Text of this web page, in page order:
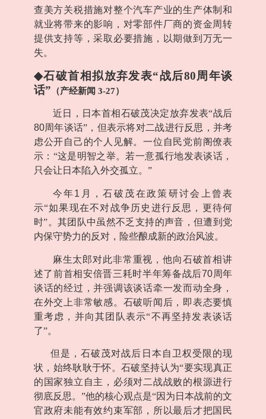
查美方关税措施对整个汽车产业的生产体制和
就业将带来的影响，对零部件厂商的资金周转
提供支持等，采取必要措施，以期做到万无一
失。
◆石破首相拟放弃发表“战后80周年谈
话” （产经新闻 3-27）
近日，日本首相石破茂决定放弃发表“战后
80周年谈话”，但表示将对二战进行反思，并考
虑公开自己的个人见解。一位自民党前阁僚表
示：“这是明智之举。若一意孤行地发表谈话，
只会让日本陷入外交孤立。”
今年1 月，石破茂在政策研讨会上曾表
示“如果现在不对战争历史进行反思，更待何
时”。其团队中虽然不乏支持的声音，但遭到党
内保守势力的反对，险些酿成新的政治风波。
麻生太郎对此非常重视，他向石破首相讲
述了前首相安倍晋三耗时半年筹备战后70周年
谈话的经过，并强调该谈话牵一发而动全身，
在外交上非常敏感。石破听闻后，即表态要慎
重考虑，并向其团队表示“不再坚持发表谈话
了”。
但是，石破茂对战后日本自卫权受限的现
状，始终耿耿于怀。石破坚持认为“要实现真正
的国家独立自主，必须对二战战败的根源进行
彻底反思。”他的核心观点是“因为日本战前的文
官政府未能有效约束军部，所以最后才把国民